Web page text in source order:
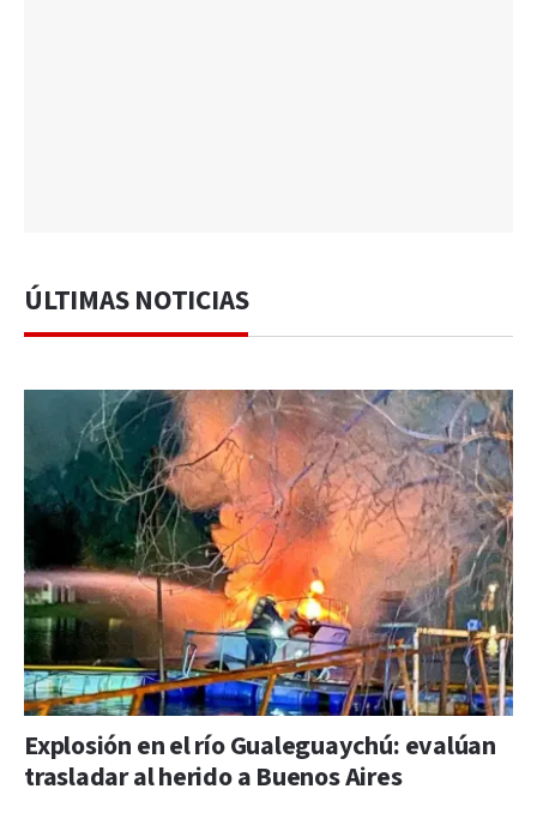
ÚLTIMAS NOTICIAS
Explosión en el río Gualeguaychú: evalúan
trasladar al herido a Buenos Aires